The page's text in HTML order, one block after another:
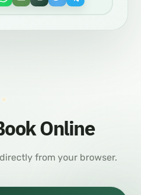
Online
from your browser.